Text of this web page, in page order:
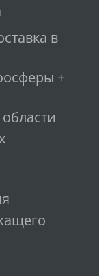
в
+